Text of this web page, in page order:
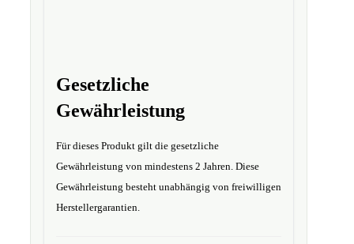
Gesetzliche
Gewährleistung
Für dieses Produkt gilt die gesetzliche
Gewährleistung von mindestens 2 Jahren. Diese
Gewährleistung besteht unabhängig von freiwilligen
Herstellergarantien.